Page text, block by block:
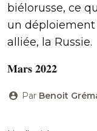
biélorusse, ce
un déploiement
alliée, la Russie.
𝐌𝐚𝐫𝐬 𝟐𝟎𝟐𝟐
Par Benoit